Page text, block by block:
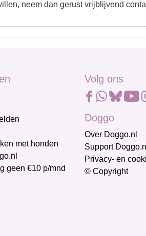
neem dan gerust vrijblijvend
met honden
geen €10 p/mnd
Volg ons
Doggo
Over Doggo.nl
Support Doggo.nl
Privacy- en
© Copyright